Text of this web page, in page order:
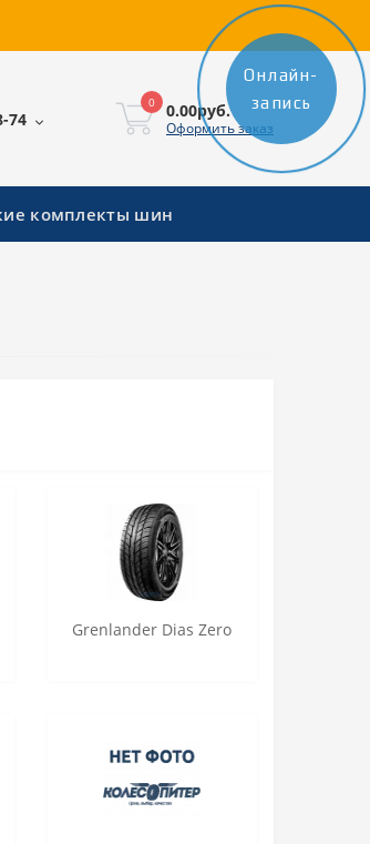
74
0 0.00руб.
Оформить заказ
комплекты шин
Grenlander Dias Zero
Онлайн-
запись